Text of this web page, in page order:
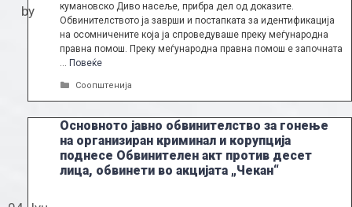
by
кумановско Диво насеље, прибра дел од доказите.
Обвинителството ја заврши и постапката за идентификација
на осомничените која ја спроведуваше преку меѓународна
правна помош. Преку меѓународна правна помош е започната
… Повеќе
Categories
Соопштенија
Основното јавно обвинителство за гонење
на организиран криминал и корупција
поднесе Обвинителен акт против десет
лица, обвинети во акцијата „Чекан“